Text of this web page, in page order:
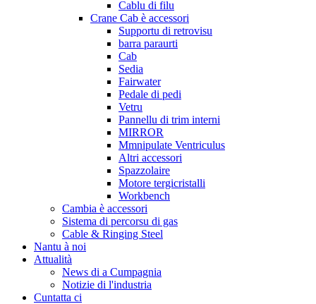
Cablu di filu
Crane Cab è accessori
Supportu di retrovisu
barra paraurti
Cab
Sedia
Fairwater
Pedale di pedi
Vetru
Pannellu di trim interni
MIRROR
Mmnipulate Ventriculus
Altri accessori
Spazzolaire
Motore tergicristalli
Workbench
Cambia è accessori
Sistema di percorsu di gas
Cable & Ringing Steel
Nantu à noi
Attualità
News di a Cumpagnia
Notizie di l'industria
Cuntatta ci